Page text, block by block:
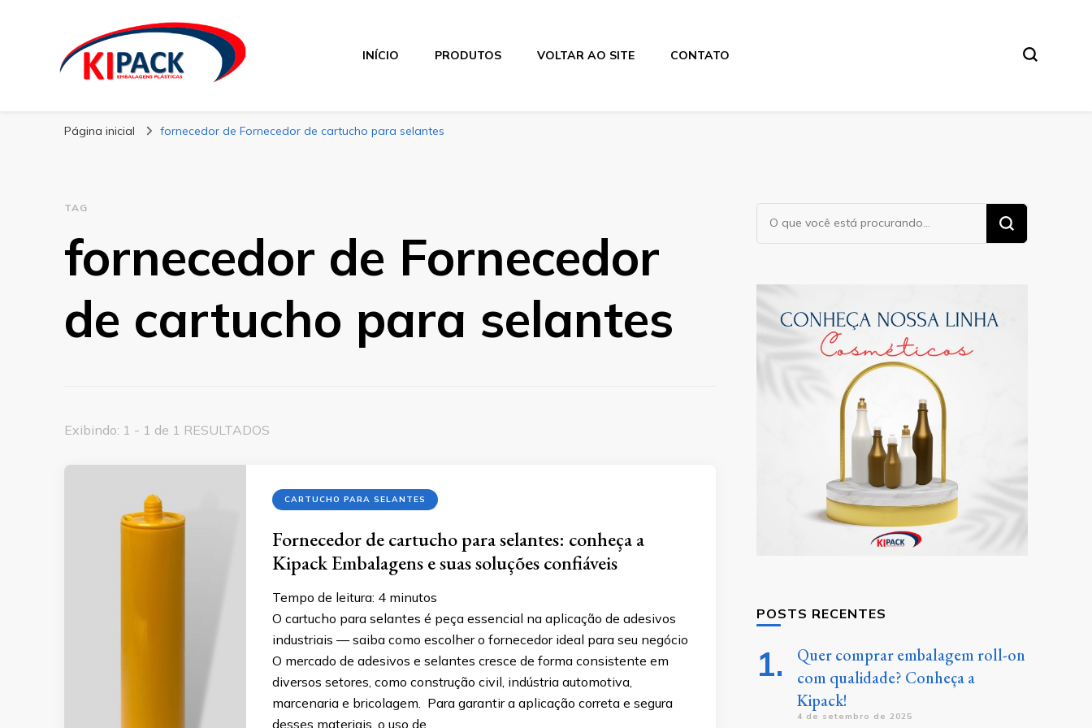
Kipack
INÍCIO PRODUTOS VOLTAR AO SITE CONTATO
Página inicial fornecedor de Fornecedor de cartucho para selantes
TAG
fornecedor de Fornecedor
de cartucho para selantes
Exibindo: 1 - 1 de 1 RESULTADOS
CARTUCHO PARA SELANTES
Fornecedor de cartucho para selantes: conheça a
Kipack Embalagens e suas soluções confiáveis
Tempo de leitura: 4 minutos
O cartucho para selantes é peça essencial na aplicação de adesivos
industriais — saiba como escolher o fornecedor ideal para seu negócio
O mercado de adesivos e selantes cresce de forma consistente em
diversos setores, como construção civil, indústria automotiva,
marcenaria e bricolagem. Para garantir a aplicação correta e segura
desses materiais, o uso de …
Procurando
algo?
POSTS RECENTES
Quer comprar embalagem roll-on
com qualidade? Conheça a
Kipack!
4 de setembro de 2025